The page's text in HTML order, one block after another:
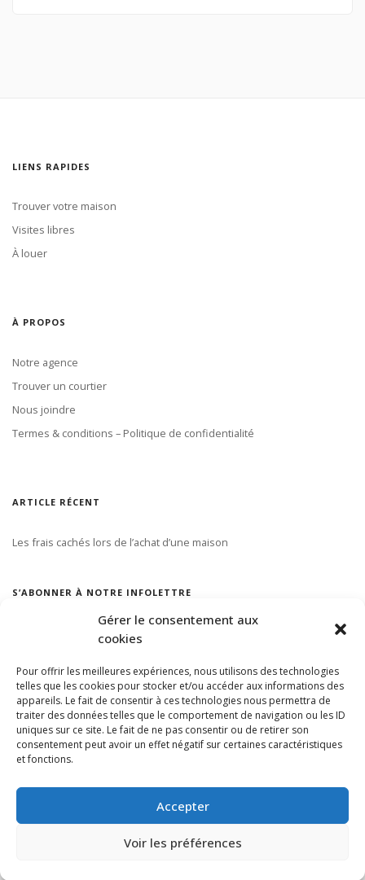
Gérer le consentement aux
cookies
Pour offrir les meilleures expériences, nous utilisons des technologies
telles que les cookies pour stocker et/ou accéder aux informations des
appareils. Le fait de consentir à ces technologies nous permettra de
traiter des données telles que le comportement de navigation ou les ID
uniques sur ce site. Le fait de ne pas consentir ou de retirer son
consentement peut avoir un effet négatif sur certaines caractéristiques
et fonctions.
Accepter
Voir les préférences
LIENS RAPIDES
Trouver votre maison
Visites libres
À louer
À PROPOS
Notre agence
Trouver un courtier
Nous joindre
Termes & conditions – Politique de confidentialité
ARTICLE RÉCENT
Les frais cachés lors de l’achat d’une maison
S’ABONNER À NOTRE INFOLETTRE